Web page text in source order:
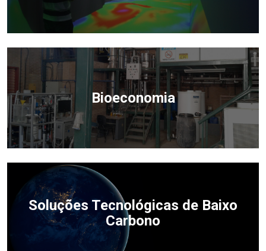
Bioeconomia
Soluções Tecnológicas de Baixo
Carbono